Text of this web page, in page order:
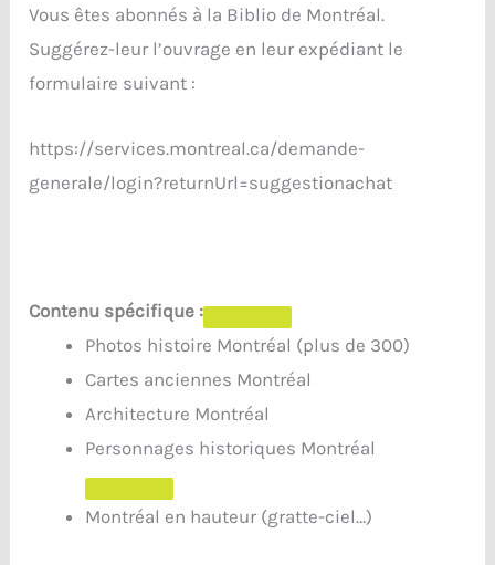
Vous êtes abonnés à la Biblio de Montréal.
Suggérez-leur l’ouvrage en leur expédiant le
formulaire suivant :
https://services.montreal.ca/demande-
generale/login?returnUrl=suggestionachat
Contenu spécifique :
Photos histoire Montréal (plus de 300)
Cartes anciennes Montréal
Architecture Montréal
Personnages historiques Montréal
Montréal en hauteur (gratte-ciel…)